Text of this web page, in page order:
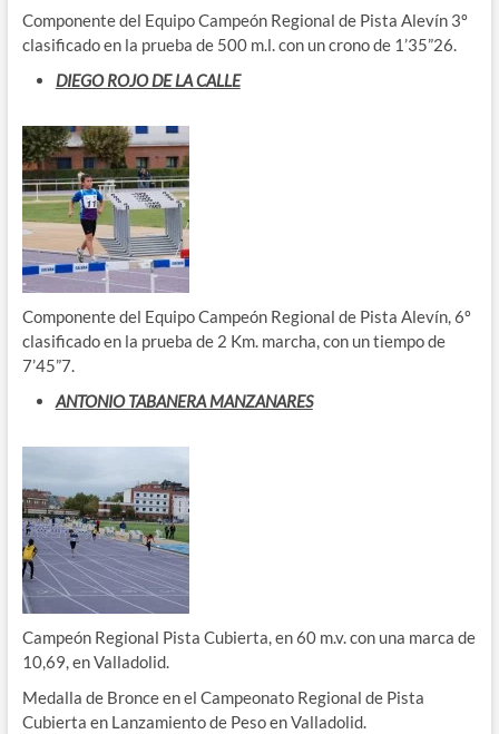
Componente del Equipo Campeón Regional de Pista Alevín 3º
clasificado en la prueba de 500 m.l. con un crono de 1’35”26.
DIEGO ROJO DE LA CALLE
Componente del Equipo Campeón Regional de Pista Alevín, 6º
clasificado en la prueba de 2 Km. marcha, con un tiempo de
7’45”7.
ANTONIO TABANERA MANZANARES
Campeón Regional Pista Cubierta, en 60 m.v. con una marca de
10,69, en Valladolid.
Medalla de Bronce en el Campeonato Regional de Pista
Cubierta en Lanzamiento de Peso en Valladolid.